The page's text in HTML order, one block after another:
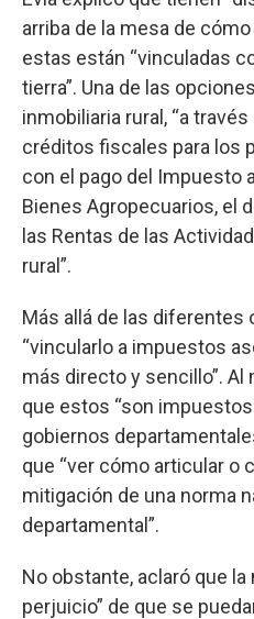
arriba de la mesa de
estas están “vinculadas
tierra”. Una de las
inmobiliaria rural, “a
créditos fiscales para los
con el pago del Impuesto
Bienes Agropecuarios, el
las Rentas de las
rural”.
Más allá de las diferentes
“vincularlo a impuestos
más directo y sencillo”.
que estos “son
gobiernos
que “ver cómo articular o
mitigación de una norma
departamental”.
No obstante, aclaró que la
perjuicio” de que se